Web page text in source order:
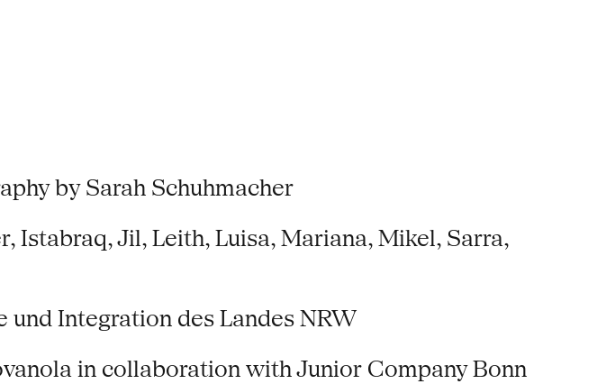
by Sarah Schuhmacher
Istabraq, Jil, Leith, Luisa, Mariana, Mikel, Sarra,
Integration des Landes NRW
in collaboration with Junior Company Bonn